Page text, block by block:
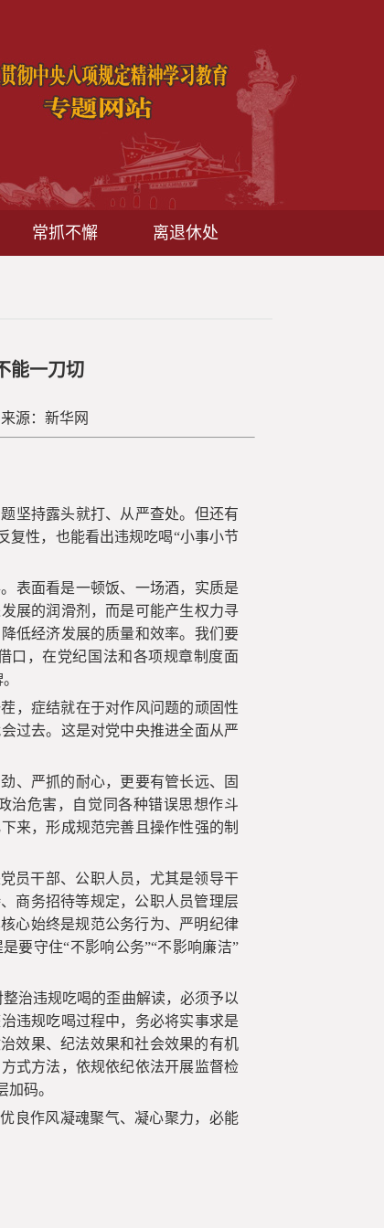
常抓不懈 离退休处
能一刀切
源：新华网
坚持露头就打、从严查处。但还有
复性，也能看出违规吃喝“小事小节
表面看是一顿饭、一场酒，实质是
展的润滑剂，而是可能产生权力寻
低经济发展的质量和效率。我们要
口，在党纪国法和各项规章制度面
，症结就在于对作风问题的顽固性
过去。这是对党中央推进全面从严
、严抓的耐心，更要有管长远、固
治危害，自觉同各种错误思想作斗
来，形成规范完善且操作性强的制
员干部、公职人员，尤其是领导干
商务招待等规定，公职人员管理层
心始终是规范公务行为、严明纪律
要守住“不影响公务”“不影响廉洁”
治违规吃喝的歪曲解读，必须予以
违规吃喝过程中，务必将实事求是
效果、纪法效果和社会效果的有机
式方法，依规依纪依法开展监督检
码。
良作风凝魂聚气、凝心聚力，必能